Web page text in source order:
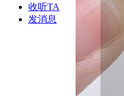
收听TA
发消息